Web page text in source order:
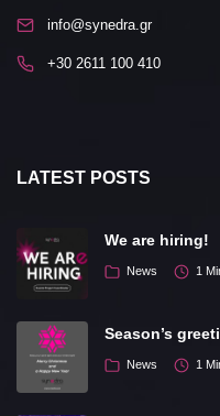
info@synedra.gr
+30 2611 100 410
LATEST POSTS
We are hiring!
News 1
Season’s
News 1